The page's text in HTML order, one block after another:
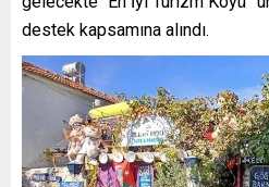
destek kapsamına alındı.